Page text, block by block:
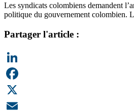
Les syndicats colombiens demandent
politique du gouvernement colombien.
Partager l'article :
LinkedIn
Facebook
X